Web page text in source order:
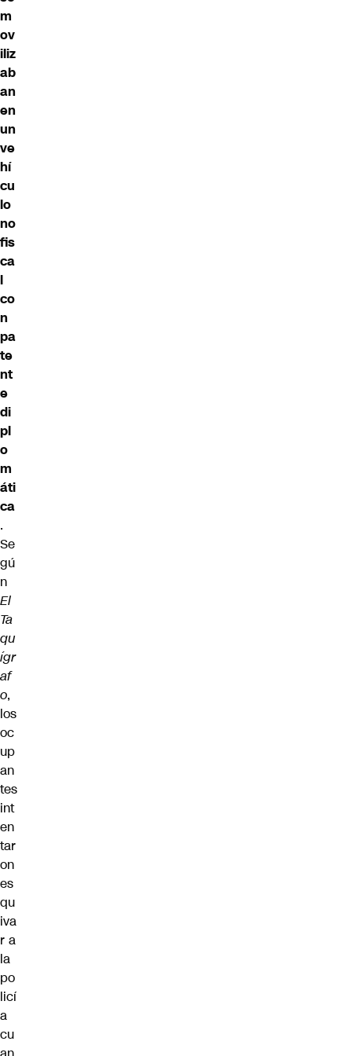
m
ov
iliz
ab
an
en
un
ve
hí
cu
lo
no
fis
ca
l
co
n
pa
te
nt
e
di
pl
o
m
áti
ca
.
Se
gú
n
El
Ta
qu
ígr
af
o,
los
oc
up
an
tes
int
en
tar
on
es
qu
iva
r a
la
po
licí
a
cu